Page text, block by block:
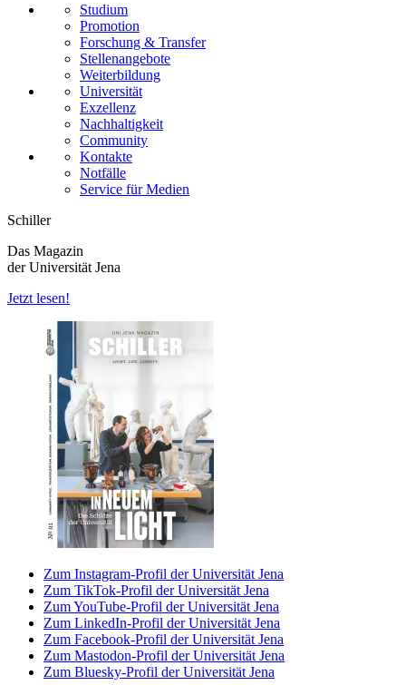
Studium
Promotion
Forschung & Transfer
Stellenangebote
Weiterbildung
Universität
Exzellenz
Nachhaltigkeit
Community
Kontakte
Notfälle
Service für Medien
Schiller
Das Magazin
der Universität Jena
Jetzt lesen!
Zum Instagram-Profil der Universität Jena
Zum TikTok-Profil der Universität Jena
Zum YouTube-Profil der Universität Jena
Zum LinkedIn-Profil der Universität Jena
Zum Facebook-Profil der Universität Jena
Zum Mastodon-Profil der Universität Jena
Zum Bluesky-Profil der Universität Jena